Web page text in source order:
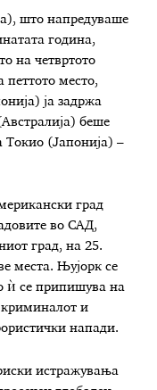
што напредуваше
година,
на четвртото
место,
ја задржа
беше
Токио (Јапонија) –
град
во САД,
град, на 25.
места. Њујорк се
ѝ се припишува на
криминалот и
напади.
истражувања